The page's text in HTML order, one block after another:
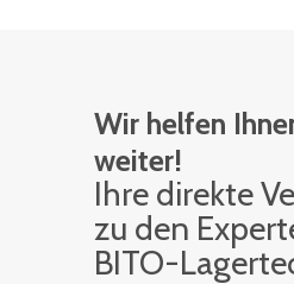
Wir helfen
weiter!
Ihre di­rek­te
zu den
BITO-